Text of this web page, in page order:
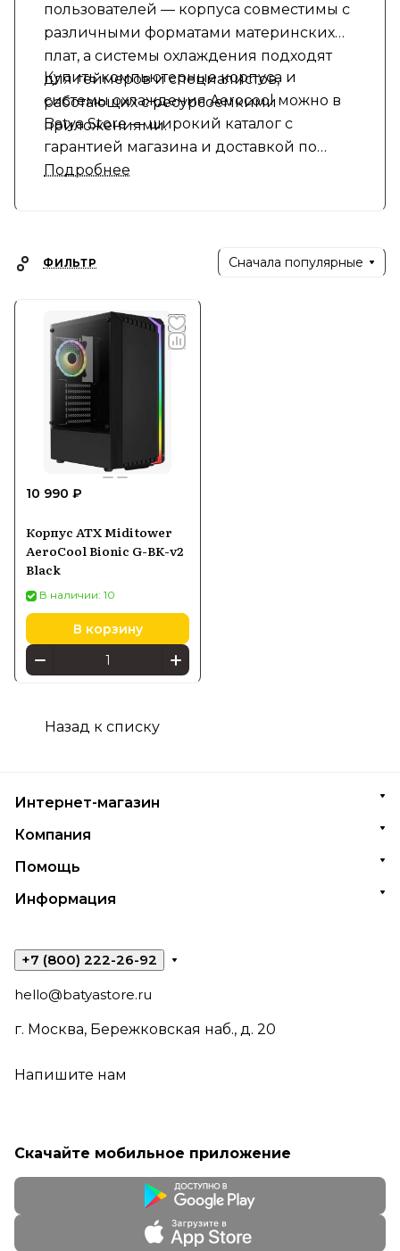
пользователей — корпуса совместимы с
различными форматами материнских
плат, а системы охлаждения подходят
для геймеров и специалистов,
работающих с ресурсоемкими
приложениями.
Купить компьютерные корпуса и
системы охлаждения Aerocool можно в
Batya Store — широкий каталог с
гарантией магазина и доставкой по
России
Подробнее
ФИЛЬТР Сначала популярные
10 990 ₽
Корпус ATX Miditower
AeroCool Bionic G-BK-v2
Black
В наличии: 10
В корзину
Назад к списку
Интернет-магазин
Компания
Помощь
Информация
+7 (800) 222-26-92
hello@batyastore.ru
г. Москва, Бережковская наб., д. 20
Напишите нам
Скачайте мобильное приложение